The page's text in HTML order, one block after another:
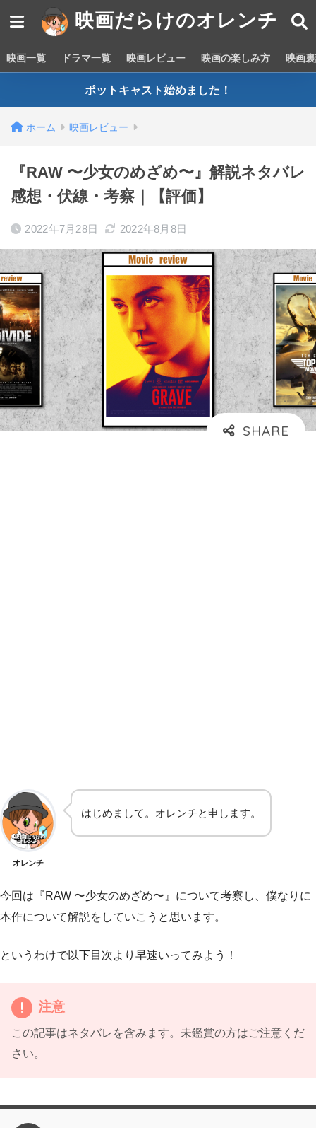
映画だらけのオレンチ
映画一覧 ドラマ一覧 映画レビュー 映画の楽しみ方 映画
ポットキャスト始めました！
ホーム 映画レビュー
『RAW 〜少女のめざめ〜』解説ネタバレ
感想・伏線・考察｜【評価】
2022年7月28日 2022年8月8日
オレンチ
はじめまして。オレンチと申します。
今回は『RAW 〜少女のめざめ〜』について考察し、僕なりに
本作について解説をしていこうと思います。
というわけで以下目次より早速いってみよう！
注意
この記事はネタバレを含みます。未鑑賞の方はご注意くだ
さい。